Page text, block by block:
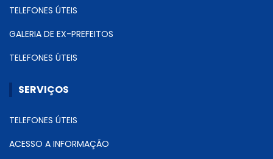
TELEFONES ÚTEIS
GALERIA DE EX-PREFEITOS
TELEFONES ÚTEIS
SERVIÇOS
TELEFONES ÚTEIS
ACESSO A INFORMAÇÃO